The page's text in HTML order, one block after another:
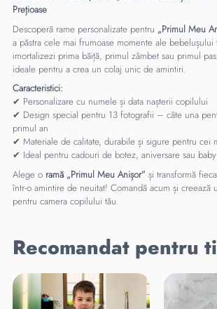
Prețioase
Descoperă rame personalizate pentru „Primul Meu
a păstra cele mai frumoase momente ale bebelușului
imortalizezi prima băiță, primul zâmbet sau primul
ideale pentru a crea un colaj unic de amintiri.
Caracteristici:
✔ Personalizare cu numele și data nașterii copilului
✔ Design special pentru 13 fotografii – câte una
primul an
✔ Materiale de calitate, durabile și sigure pentru cei
✔ Ideal pentru cadouri de botez, aniversare sau
Alege o ramă „Primul Meu Anișor”și transformă
într-o amintire de neuitat! Comandă acum și creează
pentru camera copilului tău.
Recomandat pentru